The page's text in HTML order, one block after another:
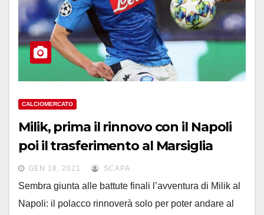
CALCIOMERCATO
Milik, prima il rinnovo con il Napoli
poi il trasferimento al Marsiglia
GEN 18, 2021 SCAPA
Sembra giunta alle battute finali l’avventura di Milik al
Napoli: il polacco rinnoverà solo per poter andare al